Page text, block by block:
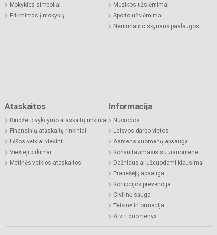
Mokyklos simboliai
Priėmimas į mokyklą
Muzikos užsiėmimai
Sporto užsiėmimai
Nemunaičio skyriaus paslaugos
Ataskaitos
Biudžeto vykdymo ataskaitų rinkiniai
Finansinių ataskaitų rinkiniai
Lėšos veiklai viešinti
Viešieji pirkimai
Metinės veiklos ataskaitos
Informacija
Nuorodos
Laisvos darbo vietos
Asmens duomenų apsauga
Konsultavimasis su visuomene
Dažniausiai užduodami klausimai
Pranešėjų apsauga
Korupcijos prevencija
Civilinė sauga
Teisinė informacija
Atviri duomenys